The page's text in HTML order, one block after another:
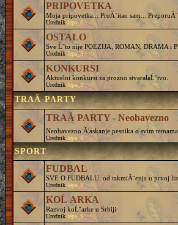
PRIPOVETKA
Moja pripovetka... ProĂ¨itao sam...
Urednik lepa_S
OSTALO
Sve Ĺˇto nije POEZIJA, ROMAN, DRAMA i
Urednik lepa_S
KONKURSI
Aktuelni konkursi za prozno stvaralaĹˇtvo.
Urednik lepa_S
TRAĂ PARTY
TRAĂ PARTY - Neobavezno
Neobavezno Ă¦askanje pesnika o svim
Urednik lepa_S
SPORT
FUDBAL
SVE O FUDBALU: od takmiĂ¨enja u prvoj
Urednik lepa_S
KOĹ ARKA
Razvoj koĹˇarke u Srbiji
Urednik lepa_S